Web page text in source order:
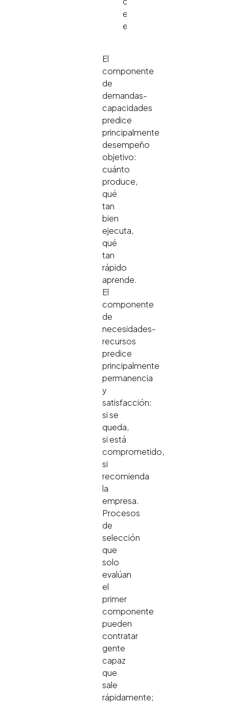
en
entrevista.
El
componente
de
demandas-
capacidades
predice
principalmente
desempeño
objetivo:
cuánto
produce,
qué
tan
bien
ejecuta,
qué
tan
rápido
aprende.
El
componente
de
necesidades-
recursos
predice
principalmente
permanencia
y
satisfacción:
si se
queda,
si está
comprometido,
si
recomienda
la
empresa.
Procesos
de
selección
que
solo
evalúan
el
primer
componente
pueden
contratar
gente
capaz
que
sale
rápidamente;